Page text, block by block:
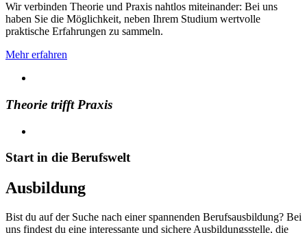
Wir verbinden Theorie und Praxis nahtlos miteinander: Bei uns
haben Sie die Möglichkeit, neben Ihrem Studium wertvolle
praktische Erfahrungen zu sammeln.
Mehr erfahren
Theorie trifft Praxis
Start in die Berufswelt
Ausbildung
Bist du auf der Suche nach einer spannenden Berufsausbildung? Bei
uns findest du eine interessante und sichere Ausbildungsstelle, die